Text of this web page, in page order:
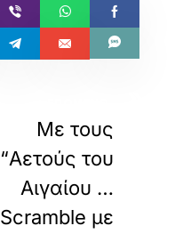
Με τους
“Αετούς του
Αιγαίου …
Scramble με